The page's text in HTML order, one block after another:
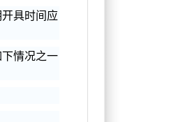
具时间应
情况之一